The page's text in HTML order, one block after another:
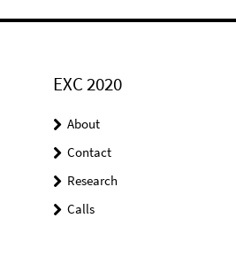
EXC 2020
About
Contact
Research
Calls